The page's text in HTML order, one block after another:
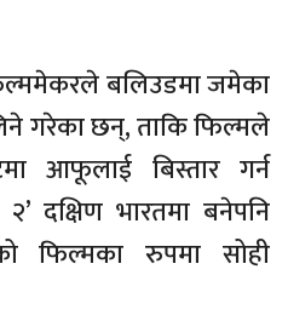
बलिउडमा जमेका
गरेका छन्, ताकि फिल्मले
आफूलाई बिस्तार गर्न
दक्षिण भारतमा बनेपनि
फिल्मका रुपमा सोही